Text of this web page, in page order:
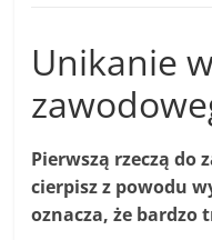
Unikanie
Pierwszą rzeczą do
cierpisz z powodu
oznacza, że ​​bardzo